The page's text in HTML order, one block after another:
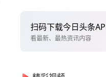
扫码下载今日头条
看最新、最热资讯内容